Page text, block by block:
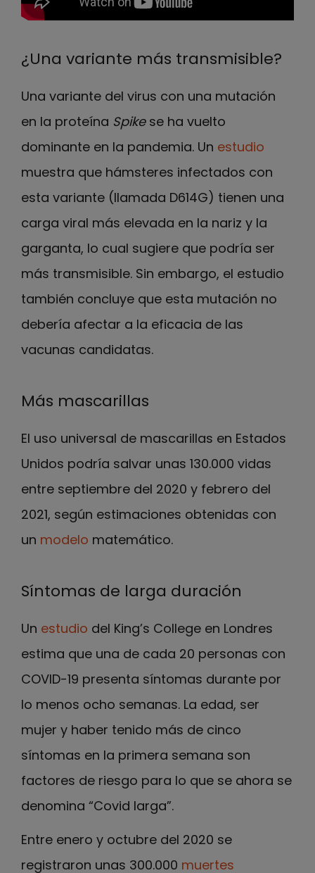
¿Una variante más transmisible?
Una variante del virus con una mutación
en la proteína Spikese ha vuelto
dominante en la pandemia. Un estudio
muestra que hámsteres infectados con
esta variante (llamada D614G) tienen una
carga viral más elevada en la nariz y la
garganta, lo cual sugiere que podría ser
más transmisible. Sin embargo, el estudio
también concluye que esta mutación no
debería afectar a la eficacia de las
vacunas candidatas.
Más mascarillas
El uso universal de mascarillas en Estados
Unidos podría salvar unas 130.000 vidas
entre septiembre del 2020 y febrero del
2021, según estimaciones obtenidas con
un modelo matemático.
Síntomas de larga duración
Un estudio del King’s College en Londres
estima que una de cada 20 personas con
COVID-19 presenta síntomas durante por
lo menos ocho semanas. La edad, ser
mujer y haber tenido más de cinco
síntomas en la primera semana son
factores de riesgo para lo que se ahora se
denomina “Covid larga”.
Entre enero y octubre del 2020 se
registraron unas 300.000 muertes